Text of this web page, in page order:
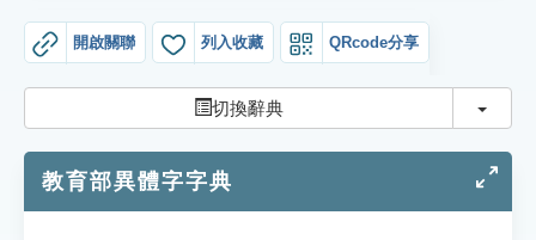
遊戲專區
教學應用
貓頭鷹博士
開啟關聯 列入收藏 QRcode分享
切換辭典 切換
教育部異體字字典